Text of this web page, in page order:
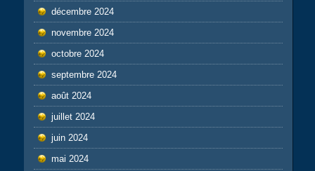
décembre 2024
novembre 2024
octobre 2024
septembre 2024
août 2024
juillet 2024
juin 2024
mai 2024